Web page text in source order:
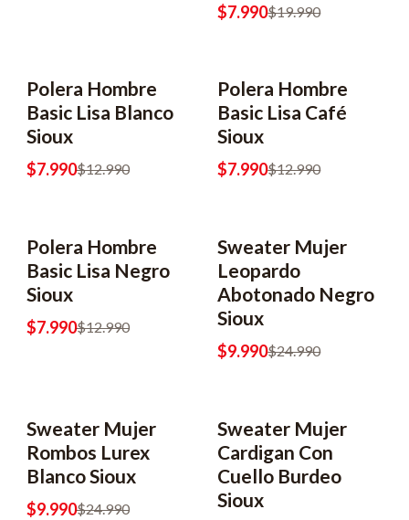
$7.990$19.990
-38% OFF
Polera Hombre
Basic Lisa Blanco
Sioux
$7.990$12.990
-38% OFF
Polera Hombre
Basic Lisa Café
Sioux
$7.990$12.990
-38% OFF
Polera Hombre
Basic Lisa Negro
Sioux
$7.990$12.990
-60% OFF
Sweater Mujer
Leopardo
Abotonado Negro
Sioux
$9.990$24.990
-60% OFF
Sweater Mujer
Rombos Lurex
Blanco Sioux
$9.990$24.990
-50% OFF
Sweater Mujer
Cardigan Con
Cuello Burdeo
Sioux